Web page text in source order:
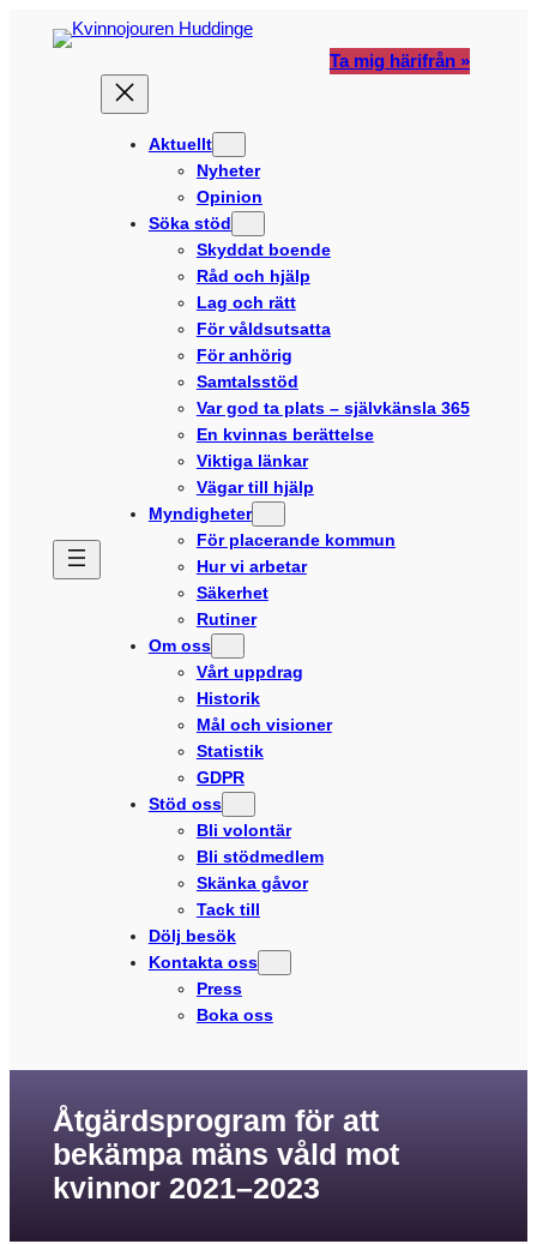
Ta mig härifrån »
Aktuellt
Nyheter
Opinion
Söka stöd
Skyddat boende
Råd och hjälp
Lag och rätt
För våldsutsatta
För anhörig
Samtalsstöd
Var god ta plats – självkänsla 365
En kvinnas berättelse
Viktiga länkar
Vägar till hjälp
Myndigheter
För placerande kommun
Hur vi arbetar
Säkerhet
Rutiner
Om oss
Vårt uppdrag
Historik
Mål och visioner
Statistik
GDPR
Stöd oss
Bli volontär
Bli stödmedlem
Skänka gåvor
Tack till
Dölj besök
Kontakta oss
Press
Boka oss
Åtgärdsprogram för att
bekämpa mäns våld mot
kvinnor 2021–2023